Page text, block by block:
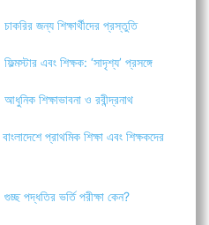
চাকরির জন্য শিক্ষার্থীদের প্রস্তুতি
ফিল্মস্টার এবং শিক্ষক: ‘সাদৃশ্য’ প্রসঙ্গে
আধুনিক শিক্ষাভাবনা ও রবীন্দ্রনাথ
বাংলাদেশে প্রাথমিক শিক্ষা এবং শিক্ষকদের
গুচ্ছ পদ্ধতির ভর্তি পরীক্ষা কেন?